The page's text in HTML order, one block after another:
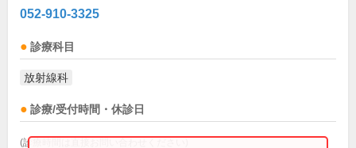
052-910-3325
診療科目
放射線科
診療/受付時間・休診日
(診療時間は直接お問い合わせください)